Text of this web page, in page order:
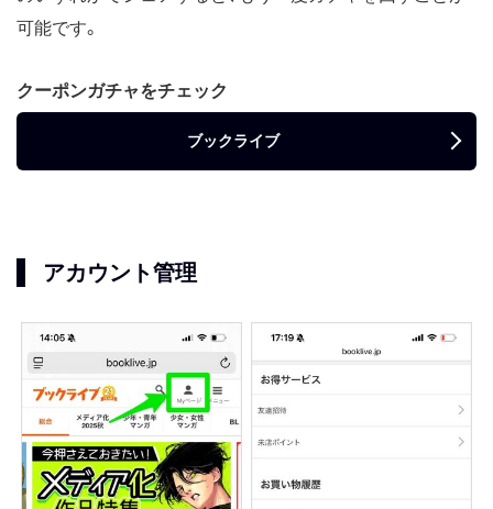
可能です。
クーポンガチャをチェック
ブックライブ
アカウント管理